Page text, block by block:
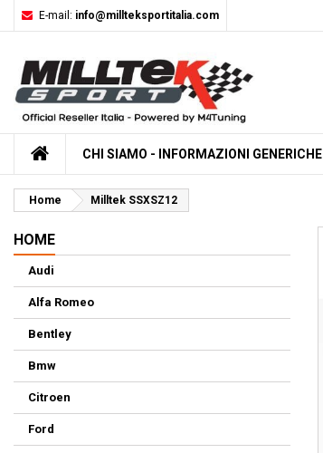
E-mail: info@millteksportitalia.com
HOMECHI SIAMO - INFORMAZIONI GENERICHE
Home Milltek SSXSZ12
HOME
Audi
Alfa Romeo
Bentley
Bmw
Citroen
Ford